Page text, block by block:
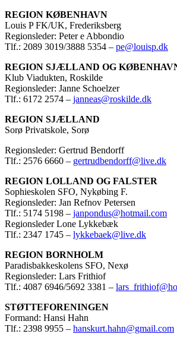
REGION KØBENHAVN
Louis P FK/UK, Frederiksberg
Regionsleder: Peter e Abbondio
Tlf.: 2089 3019/3888 5354 – pe@louisp.dk
REGION SJÆLLAND OG
Klub Viadukten, Roskilde
Regionsleder: Janne Schoelzer
Tlf.: 6172 2574 – janneas@roskilde.dk
REGION SJÆLLAND
Sorø Privatskole, Sorø
Regionsleder: Gertrud Bendorff
Tlf.: 2576 6660 – gertrudbendorff@live.dk
REGION LOLLAND OG FALSTER
Sophieskolen SFO, Nykøbing F.
Regionsleder: Jan Refnov Petersen
Tlf.: 5174 5198 – janpondus@hotmail.com
Regionsleder Lone Lykkebæk
Tlf.: 2347 1745 – lykkebaek@live.dk
REGION BORNHOLM
Paradisbakkeskolens SFO, Nexø
Regionsleder: Lars Frithiof
Tlf.: 4087 6946/5692 3381 –
STØTTEFORENINGEN
Formand: Hansi Hahn
Tlf.: 2398 9955 – hanskurt.hahn@gmail.com